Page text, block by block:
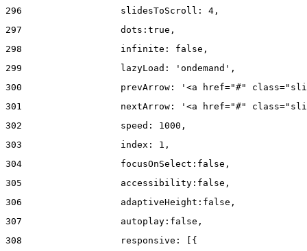
296
                  slidesToScroll: 4,
297
                  dots:true,
298
                  infinite: false,
299
                  lazyLoad: 'ondemand',
300
prevArrow: '<a href="#"
301
nextArrow: '<a href="#"
302
                  speed: 1000,
303
                  index: 1,
304
                  focusOnSelect:false,
305
                  accessibility:false,
306
                  adaptiveHeight:false,
307
                  autoplay:false,
308
                  responsive: [{